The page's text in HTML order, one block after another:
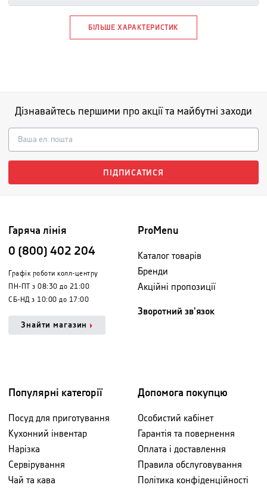
БІЛЬШЕ ХАРАКТЕРИСТИК
Дізнавайтесь першими про акції та майбутні заходи
ПІДПИСАТИСЯ
Гаряча лінія
0 (800) 402 204
Графік роботи колл-центру
ПН-ПТ з 08:30 до 21:00
СБ-НД з 10:00 до 17:00
Знайти магазин
ProMenu
Каталог товарів
Бренди
Акційні пропозиції
Зворотний зв'язок
Популярні категорії
Посуд для приготування
Кухонний інвентар
Нарізка
Сервірування
Чай та кава
Допомога покупцю
Особистий кабінет
Гарантія та повернення
Оплата і доставлення
Правила обслуговування
Політика конфіденційності